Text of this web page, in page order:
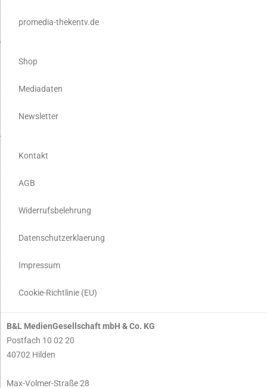
promedia-thekentv.de
Shop
Mediadaten
Newsletter
Kontakt
AGB
Widerrufsbelehrung
Datenschutzerklaerung
Impressum
Cookie-Richtlinie (EU)
B&L MedienGesellschaft mbH & Co. KG
Postfach 10 02 20
40702 Hilden
Max-Volmer-Straße 28